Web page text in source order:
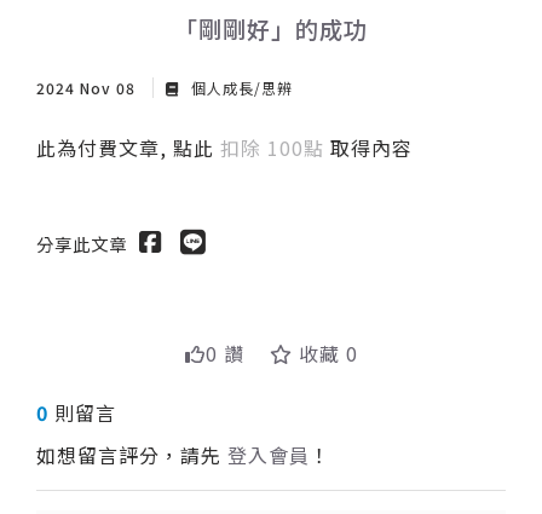
「剛剛好」的成功
2024 Nov 08 個人成長/思辨
此為付費文章, 點此 扣除 100點 取得內容
分享此文章
0 讚 收藏 0
0 則留言
如想留言評分，請先 登入會員 ！